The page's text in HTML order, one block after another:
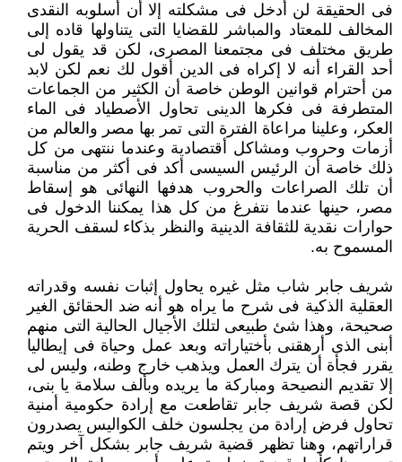
فى الحقيقة لن أدخل فى مشكلته إلا أن أسلوبه النقدى
المخالف للمعتاد والمباشر للقضايا التى يتناولها قاده إلى
طريق مختلف فى ‏مجتمعنا المصرى، لكن قد يقول لى
أحد القراء أنه لا إكراه فى الدين أقول لك نعم لكن لابد
من أحترام قوانين الوطن خاصة أن الكثير ‏من الجماعات
المتطرفة فى فكرها الدينى تحاول الأصطياد فى الماء
العكر، وعلينا مراعاة الفترة التى تمر بها مصر والعالم من
‏أزمات وحروب ومشاكل أقتصادية وعندما ننتهى من كل
ذلك خاصة أن الرئيس السيسى أكد فى أكثر من مناسبة
أن تلك الصراعات ‏والحروب هدفها النهائى هو إسقاط
مصر، حينها عندما نتفرغ من كل هذا يمكننا الدخول فى
حوارات نقدية للثقافة الدينية والنظر ‏بذكاء لسقف الحرية
المسموح به.‏
شريف جابر شاب مثل غيره يحاول إثبات نفسه وقدراته
العقلية الذكية فى شرح ما يراه هو أنه ضد الحقائق الغير
صحيحة، وهذا ‏شئ طبيعى لتلك الأجيال الحالية التى منهم
أبنى الذى أرهقنى بأختياراته وبعد عمل وحياة فى إيطاليا
يقرر فجأة أن يترك العمل ‏ويذهب خارج وطنه، وليس لى
إلا تقديم النصيحة ومباركة ما يريده وبألف سلامة يا بنى،
لكن قصة شريف جابر تقاطعت مع إرادة ‏حكومية أمنية
تحاول فرض إرادة من يجلسون خلف الكواليس يصدرون
قراراتهم، وهنا تظهر قضية شريف جابر بشكل آخر ويتم